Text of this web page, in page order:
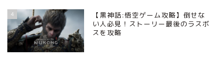
4
【黒神話:悟空ゲーム攻略】倒せな
い人必見！ストーリー最後のラスボ
スを攻略